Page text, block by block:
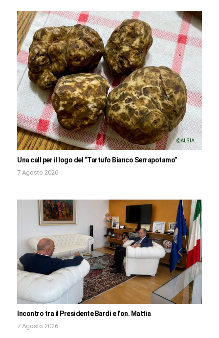
Una call per il logo del “Tartufo Bianco Serrapotamo”
7 Agosto 2026
Incontro tra il Presidente Bardi e l’on. Mattia
7 Agosto 2026